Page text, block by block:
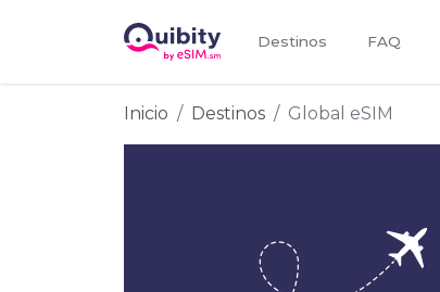
Destinos FAQ
Inicio Destinos Global eSIM